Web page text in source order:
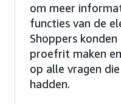
om meer
functies van de
Shoppers
proefrit maken
op alle vragen
hadden.